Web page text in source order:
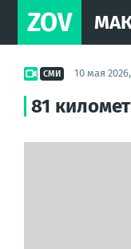
ZOV
СМИ 10 мая
81